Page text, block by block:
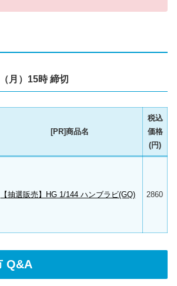
月）15時 締切
[PR]商品名
税込
価格
(円)
【抽選販売】HG 1/144 ハンブラビ(GQ) 2860
Q&A